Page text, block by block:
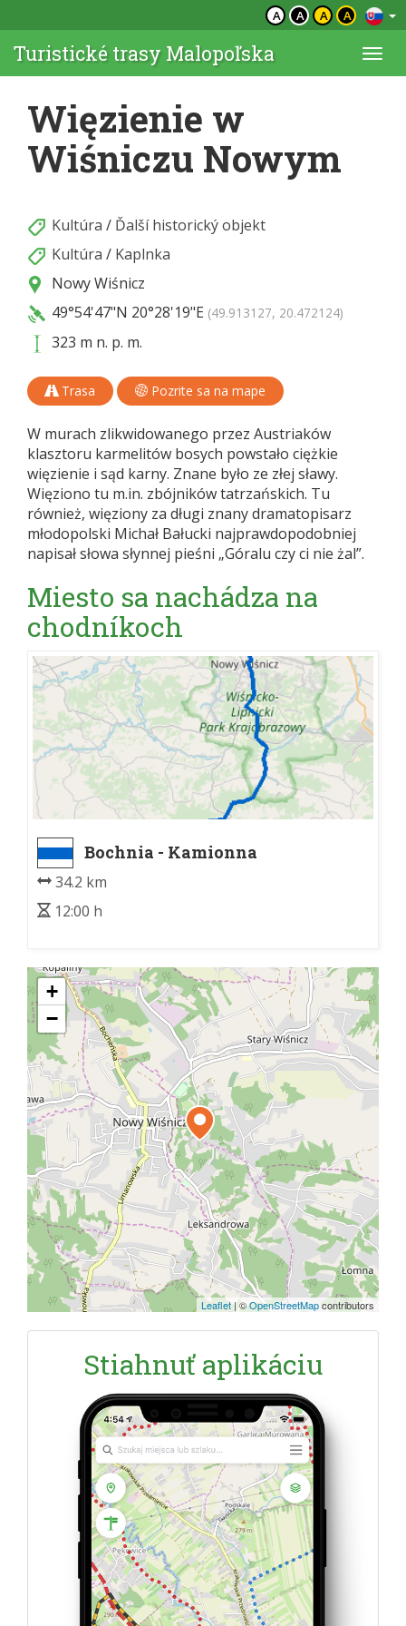
A A A A
Turistické trasy Malopoľska
Więzienie w
Wiśniczu Nowym
Kultúra / Ďalší historický objekt
Kultúra / Kaplnka
Nowy Wiśnicz
49°54'47"N 20°28'19"E (49.913127, 20.472124)
323 m n. p. m.
Trasa Pozrite sa na mape
W murach zlikwidowanego przez Austriaków
klasztoru karmelitów bosych powstało ciężkie
więzienie i sąd karny. Znane było ze złej sławy.
Więziono tu m.in. zbójników tatrzańskich. Tu
również, więziony za długi znany dramatopisarz
młodopolski Michał Bałucki najprawdopodobniej
napisał słowa słynnej pieśni „Góralu czy ci nie żal”.
Miesto sa nachádza na
chodníkoch
Bochnia - Kamionna
34.2 km
12:00 h
+
−
Leaflet | ©OpenStreetMapcontributors
Stiahnuť aplikáciu